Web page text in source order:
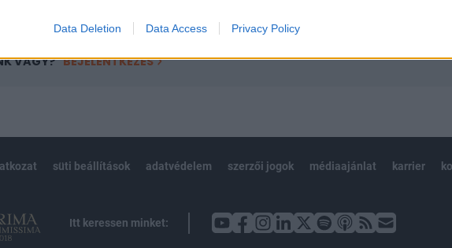
Data Deletion Data Access Privacy Policy
VAGY? BEJELENTKEZÉS
süti beállítások adatvédelem szerzői jogok médiaajánlat karrier
Itt keressen minket: